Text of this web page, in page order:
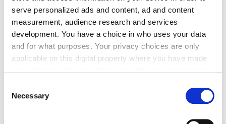
serve personalized ads and content, ad and content
measurement, audience research and services
development. You have a choice in who uses your data
and for what purposes. Your privacy choices are only
applicable on this digital property where you have made
the Privacy trigger icon.
Selection
Necessary
Münster. Sie ist davon überzeugt:Handwerksbetriebe
können durchaus gegenüber Großkonzernen als
attraktive Arbeitgeber punkten.